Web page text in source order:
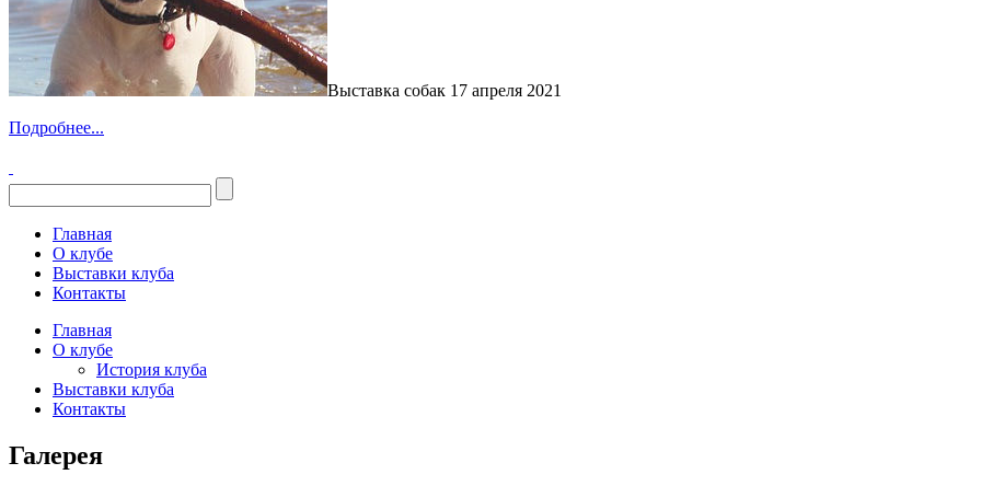
Выставка собак 17 апреля 2021
Подробнее...
Главная
О клубе
Выставки клуба
Контакты
Главная
О клубе
История клуба
Выставки клуба
Контакты
Галерея